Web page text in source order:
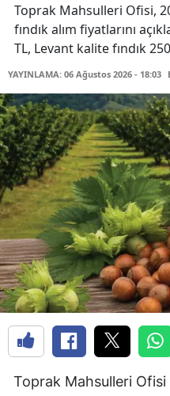
Toprak Mahsulleri Ofisi,
fındık alım fiyatlarını
TL, Levant kalite fındık
YAYINLAMA: 06 Ağustos 2026 - 18:03
Toprak Mahsulleri